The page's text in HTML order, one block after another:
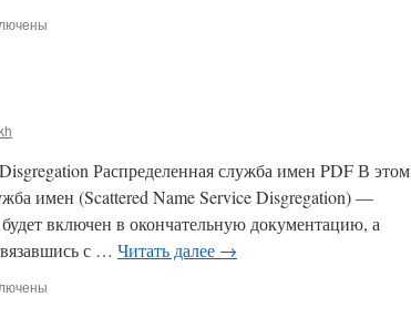
Распределенная служба имен PDF В этом
имен (Scattered Name Service Disgregation) —
включен в окончательную документацию, а
с … Читать далее →